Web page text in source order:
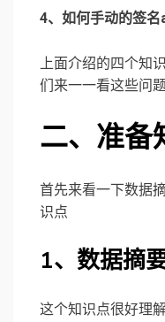
4、如何手动的签名
上面介绍的四个知
们来一一看这些问题
二、准备
首先来看一下数据
识点
1、数据摘
这个知识点很好理